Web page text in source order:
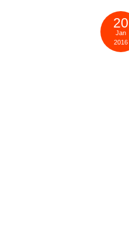
20
Jan
2016